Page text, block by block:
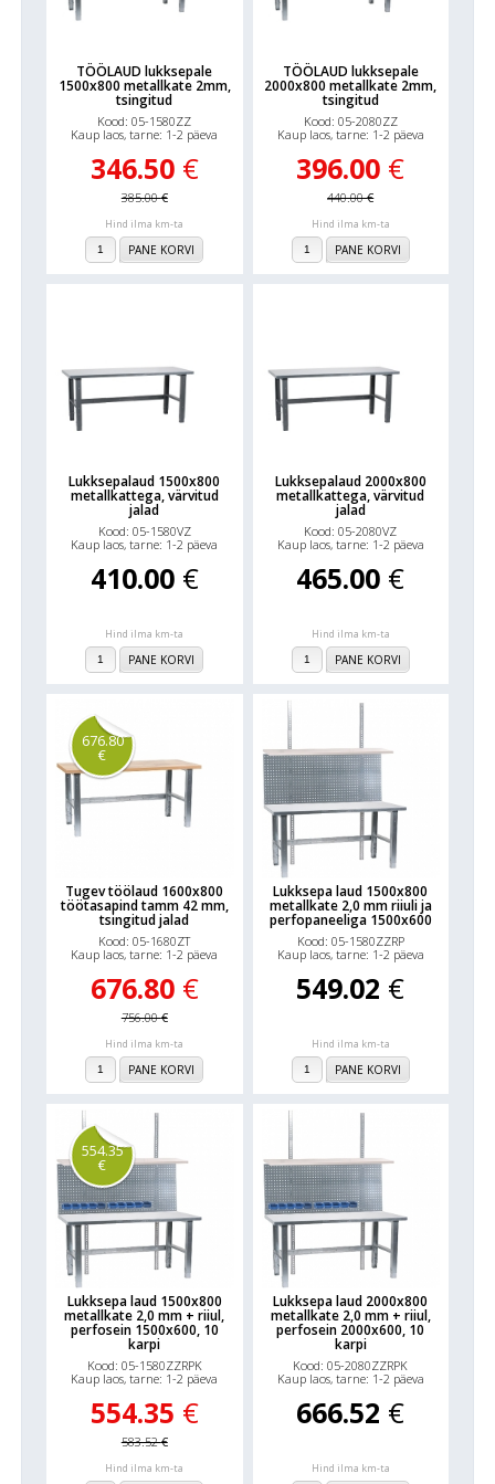
TÖÖLAUD lukksepale
1500x800 metallkate 2mm,
tsingitud
Kood: 05-1580ZZ
Kaup laos, tarne: 1-2 päeva
346.50 €
385.00€
Hind ilma km-ta
PANE KORVI
TÖÖLAUD lukksepale
2000x800 metallkate 2mm,
tsingitud
Kood: 05-2080ZZ
Kaup laos, tarne: 1-2 päeva
396.00 €
440.00€
Hind ilma km-ta
PANE KORVI
Lukksepalaud 1500x800
metallkattega, värvitud
jalad
Kood: 05-1580VZ
Kaup laos, tarne: 1-2 päeva
410.00 €
Hind ilma km-ta
PANE KORVI
Lukksepalaud 2000x800
metallkattega, värvitud
jalad
Kood: 05-2080VZ
Kaup laos, tarne: 1-2 päeva
465.00 €
Hind ilma km-ta
PANE KORVI
676.80
€
Tugev töölaud 1600x800
töötasapind tamm 42 mm,
tsingitud jalad
Kood: 05-1680ZT
Kaup laos, tarne: 1-2 päeva
676.80 €
756.00€
Hind ilma km-ta
PANE KORVI
Lukksepa laud 1500x800
metallkate 2,0 mm riiuli ja
perfopaneeliga 1500x600
Kood: 05-1580ZZRP
Kaup laos, tarne: 1-2 päeva
549.02 €
Hind ilma km-ta
PANE KORVI
554.35
€
Lukksepa laud 1500x800
metallkate 2,0 mm + riiul,
perfosein 1500x600, 10
karpi
Kood: 05-1580ZZRPK
Kaup laos, tarne: 1-2 päeva
554.35 €
583.52€
Hind ilma km-ta
Lukksepa laud 2000x800
metallkate 2,0 mm + riiul,
perfosein 2000x600, 10
karpi
Kood: 05-2080ZZRPK
Kaup laos, tarne: 1-2 päeva
666.52 €
Hind ilma km-ta